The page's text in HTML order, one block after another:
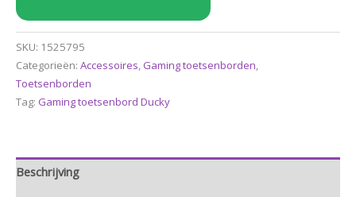
SKU: 1525795
Categorieën: Accessoires, Gaming toetsenborden,
Toetsenborden
Tag: Gaming toetsenbord Ducky
Beschrijving